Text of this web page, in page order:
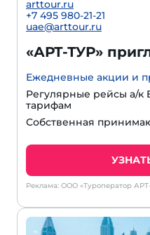
arttour.ru
+7 495 980-21-21
uae@arttour.ru
«АРТ-ТУР»
Ежедневные акции и
Регулярные рейсы а/к
тарифам
Собственная
Реклама: ООО «Туроператор